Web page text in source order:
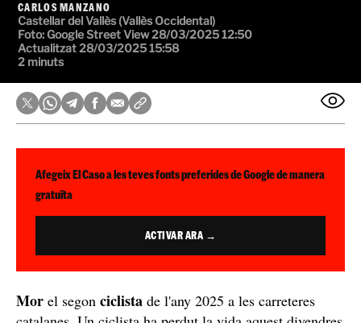
CARLOS MANZANO
Castellar del Vallès (Vallès Occidental)
Foto: Google Street View28/03/2025 12:50
Actualitzat 28/03/2025 15:58
2 minuts
Afegeix El Caso a les teves fonts preferides de Google de manera
gratuïta
ACTIVAR ARA →
Mor el segon ciclista de l'any 2025 a les carreteres